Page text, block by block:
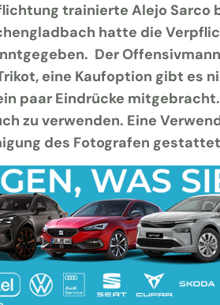
trainierte Alejo Sarco
hatte die
Der
eine Kaufoption gibt es
paar Eindrücke
zu verwenden. Eine
des Fotografen